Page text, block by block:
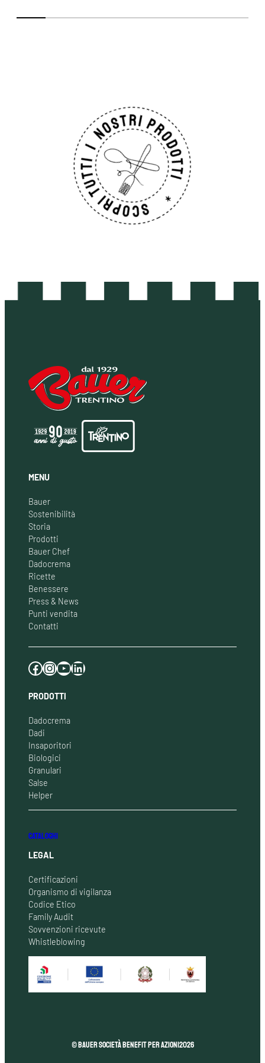
MENU
Bauer
Sostenibilità
Storia
Prodotti
Bauer Chef
Dadocrema
Ricette
Benessere
Press & News
Punti vendita
Contatti
Facebook Instagram YouTube LinkedIn
PRODOTTI
Dadocrema
Dadi
Insaporitori
Biologici
Granulari
Salse
Helper
CATALOGHI
LEGAL
Certificazioni
Organismo di vigilanza
Codice Etico
Family Audit
Sovvenzioni ricevute
Whistleblowing
© Bauer Società Benefit per Azioni2026